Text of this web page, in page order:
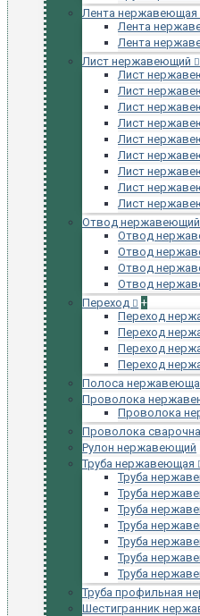
Лента нержавеющая
Лента
Лента
Лист нержавеющий
Лист
Лист
Лист
Лист
Лист
Лист
Лист
Лист
Лист
Отвод нержавеющий
Отвод
Отвод
Отвод
Отвод
Переход
+
Переход
Переход
Переход
Переход
Полоса
Проволока
Проволока
Проволока
Рулон нержавеющий
Труба нержавеющая
Труба
Труба
Труба
Труба
Труба
Труба
Труба
Труба профильная
Шестигранник